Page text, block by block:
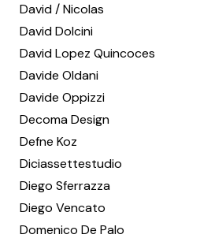
David / Nicolas
David Dolcini
David Lopez Quincoces
Davide Oldani
Davide Oppizzi
Decoma Design
Defne Koz
Diciassettestudio
Diego Sferrazza
Diego Vencato
Domenico De Palo